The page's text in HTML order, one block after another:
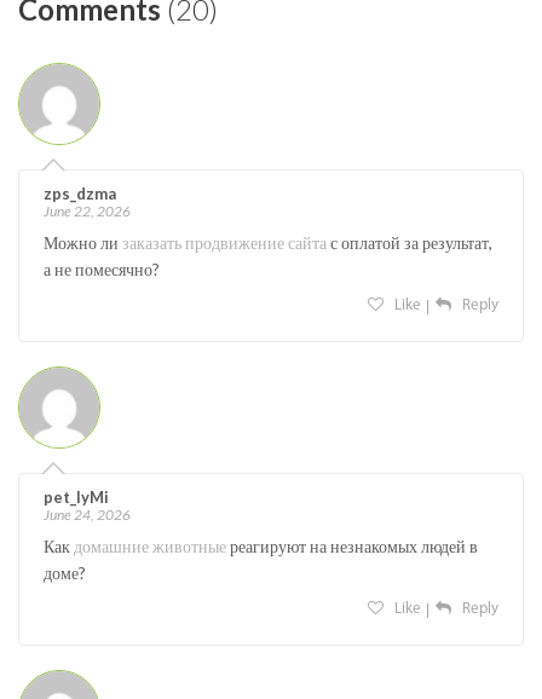
Comments (20)
zps_dzma
June 22, 2026
Можно ли заказать продвижение сайта с оплатой за результат,
а не помесячно?
Like Reply
pet_lyMi
June 24, 2026
Как домашние животныереагируют на незнакомых людей в
доме?
Like Reply